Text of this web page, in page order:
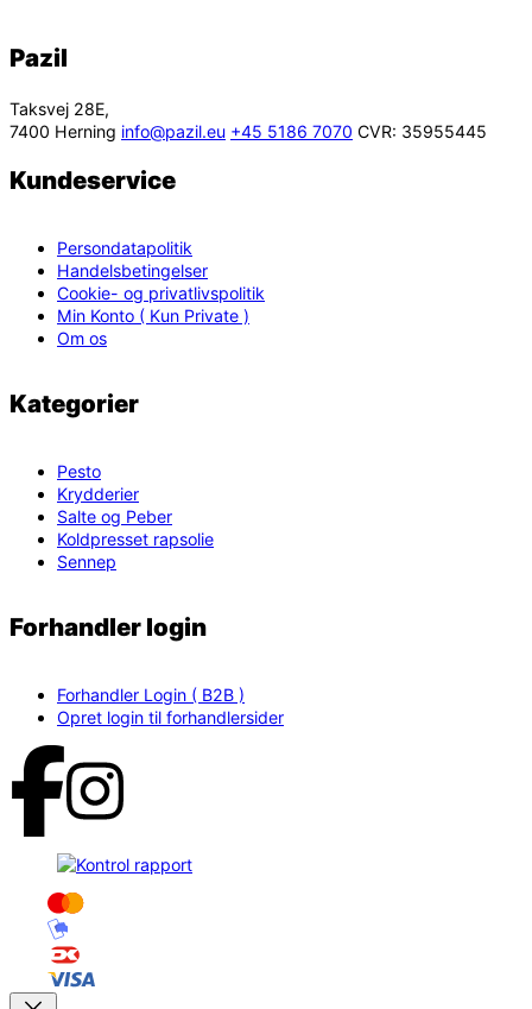
Pazil
Taksvej 28E,
7400 Herning info@pazil.eu +45 5186 7070 CVR: 35955445
Kundeservice
Persondatapolitik
Handelsbetingelser
Cookie- og privatlivspolitik
Min Konto ( Kun Private )
Om os
Kategorier
Pesto
Krydderier
Salte og Peber
Koldpresset rapsolie
Sennep
Forhandler login
Forhandler Login ( B2B )
Opret login til forhandlersider